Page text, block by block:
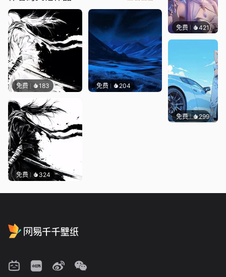
免费 183 免费 204
免费 324
免费 421好看
免费 299Ado